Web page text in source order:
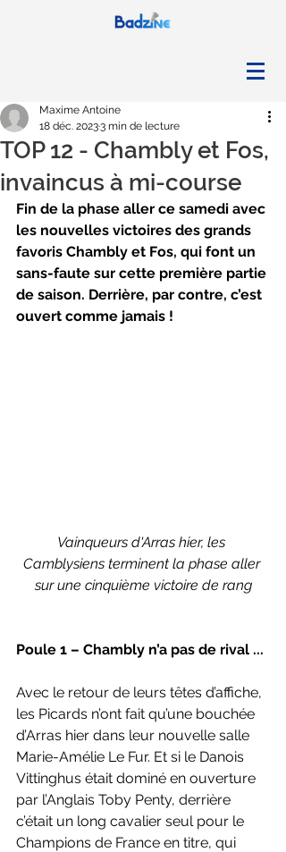
TOP 12 - Chambly et Fos,
invaincus à mi-course
Maxime Antoine
18 déc. 20233 min de lecture
Fin de la phase aller ce samedi avec
les nouvelles victoires des grands
favoris Chambly et Fos, qui font un
sans-faute sur cette première partie
de saison. Derrière, par contre, c’est
ouvert comme jamais !
Vainqueurs d'Arras hier, les
Camblysiens terminent la phase aller
sur une cinquième victoire de rang
Poule 1 – Chambly n’a pas de rival ...
Avec le retour de leurs têtes d’affiche,
les Picards n’ont fait qu’une bouchée
d’Arras hier dans leur nouvelle salle
Marie-Amélie Le Fur. Et si le Danois
Vittinghus était dominé en ouverture
par l’Anglais Toby Penty, derrière
c’était un long cavalier seul pour le
Champions de France en titre, qui